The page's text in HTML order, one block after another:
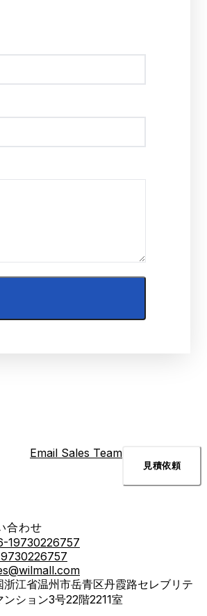
Email Sales Team
見積依頼
合わせ
19730226757
浙江省温州市岳青区丹霞路セレブリテ
ンション3号22階2211室